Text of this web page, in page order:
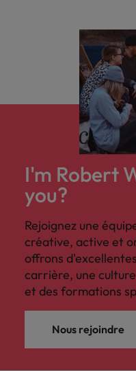
I'm Robert
you?
Rejoignez une
créative, active et
offrons
carrière, une
et des formations
Nous rejoindre